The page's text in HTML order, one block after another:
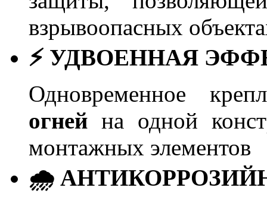
взрывоопасных
⚡ УДВОЕННАЯ
Одновременное
огней на одной
монтажных элементов
🌧️